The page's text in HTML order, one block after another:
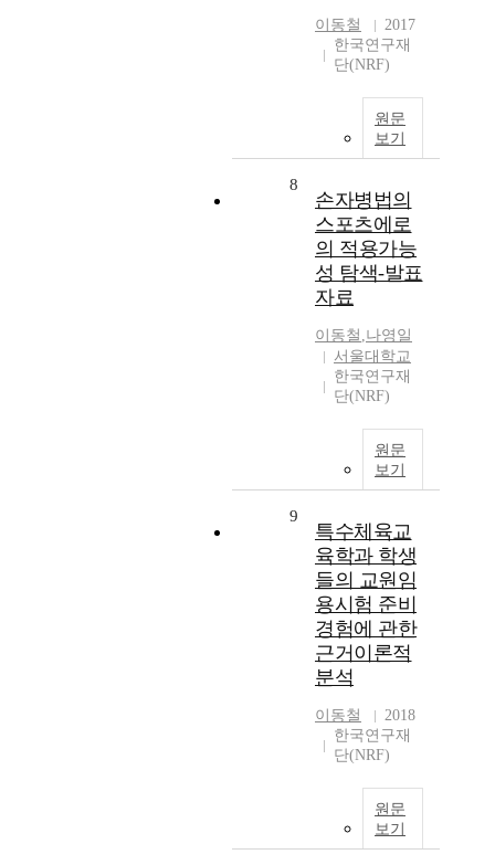
이동철
2017
한국연구재
단(NRF)
원문
보기
8
손자병법의
스포츠에로
의 적용가능
성 탐색-발표
자료
이동철 ,나영일
서울대학교
한국연구재
단(NRF)
원문
보기
9
특수체육교
육학과 학생
들의 교원임
용시험 준비
경험에 관한
근거이론적
분석
이동철
2018
한국연구재
단(NRF)
원문
보기